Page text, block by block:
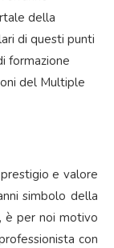
della
di questi punti
formazione
del Multiple
e valore
simbolo della
è per noi motivo
con